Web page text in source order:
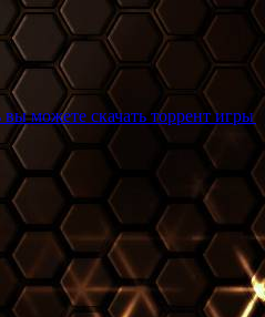
торрент игры бесплатно и